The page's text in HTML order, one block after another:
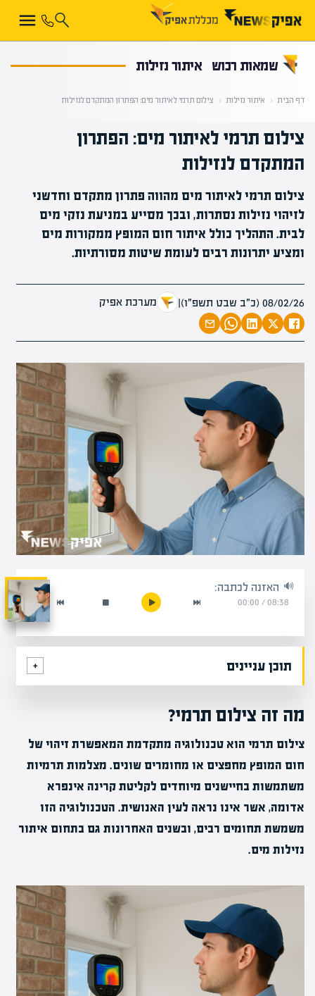
שמאות רכוש איתור נזילות
דף הבית ‹ איתור נזילות ‹ צילום תרמי לאיתור מים: הפתרון המתקדם לנזילות
צילום תרמי לאיתור מים: הפתרון
המתקדם לנזילות
צילום תרמי לאיתור מים מהווה פתרון מתקדם וחדשני
לזיהוי נזילות נסתרות, ובכך מסייע במניעת נזקי מים
לבית. התהליך כולל איתור חום המופץ ממקורות מים
ומציע יתרונות רבים לעומת שיטות מסורתיות.
08/02/26 (כ״ב שבט תשפ״ו) | מערכת אפיק
האזנה לכתבה:
08:38
/
00:00
תוכן עניינים
מה זה צילום תרמי?
צילום תרמי הוא טכנולוגיה מתקדמת המאפשרת זיהוי של
חום המופץ מחפצים או מחומרים שונים. מצלמות תרמיות
משתמשות בחיישנים מיוחדים לקליטת קרינה אינפרא
אדומה, אשר אינו נראה לעין האנושית. הטכנולוגיה הזו
משמשת תחומים רבים, ובשנים האחרונות גם בתחום איתור
נזילות מים.